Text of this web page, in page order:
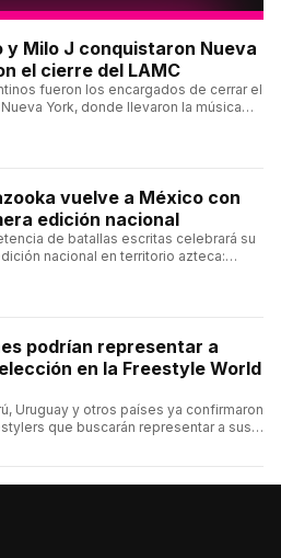
y Milo J conquistaron Nueva
el cierre del LAMC
fueron los encargados de cerrar el
York, donde llevaron la música
vuelve a México con
edición nacional
de batallas escritas celebrará su
nacional en territorio azteca:
podrían representar a
en la Freestyle World
Uruguay y otros países ya confirmaron
que buscarán representar a sus